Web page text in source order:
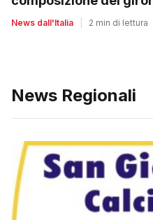
News dall'Italia 2 min di lettura
News Regionali